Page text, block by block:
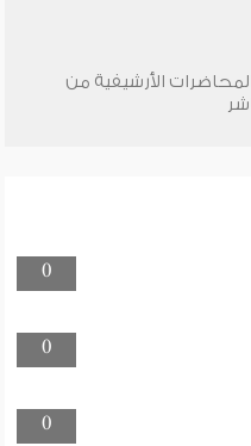
الأرشيفية من
0
0
0